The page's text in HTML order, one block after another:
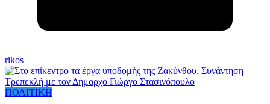
rikos
ΠΟΛΙΤΙΚΗ